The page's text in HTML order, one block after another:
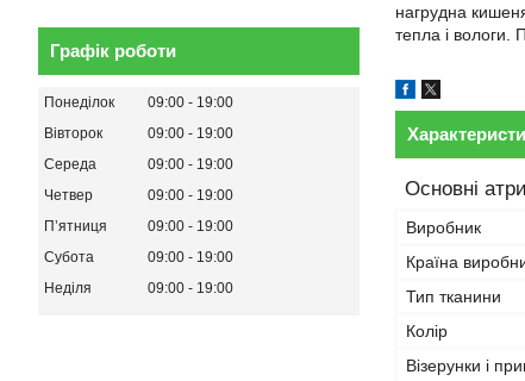
нагрудна
тепла і
Основні
Виробник
Країна
Тип тканини
Колір
Візерунки і
Графік роботи
Понеділок 09:00
19:00
Вівторок
09:00
19:00
Середа
09:00
19:00
Четвер
09:00
19:00
Пʼятниця
09:00
19:00
Субота
09:00
19:00
Неділя
09:00 19:00